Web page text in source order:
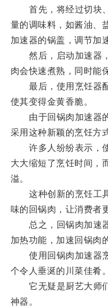
首先，将经过切块、
量的调味料，如酱油、
加速器的锅盖，调节加
然后，启动加速器，
肉会快速煮熟，同时能
最后，使用烹饪器配
使其变得金黄香脆。
由于回锅肉加速器的
采用这种新颖的烹饪方
许多人纷纷表示，使
大大缩短了烹饪时间，
溢。
这种创新的烹饪工具
味的回锅肉，让消费者
总之，回锅肉加速器
加热功能，加速回锅肉
使用回锅肉加速器烹
个令人垂涎的川菜佳肴。
它无疑是厨艺大师们
神器。